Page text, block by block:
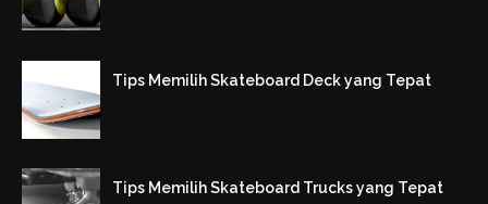
Tips Memilih Skateboard Deck yang Tepat
Tips Memilih Skateboard Trucks yang Tepat